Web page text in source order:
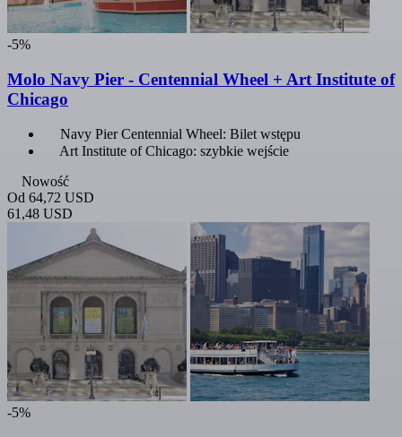
-5%
Molo Navy Pier - Centennial Wheel + Art Institute of
Chicago
Navy Pier Centennial Wheel: Bilet wstępu
Art Institute of Chicago: szybkie wejście
Nowość
Od 64,72 USD
61,48 USD
-5%